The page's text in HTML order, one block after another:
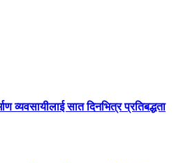
व्यवसायीलाई सात दिनभित्र प्रतिबद्धता